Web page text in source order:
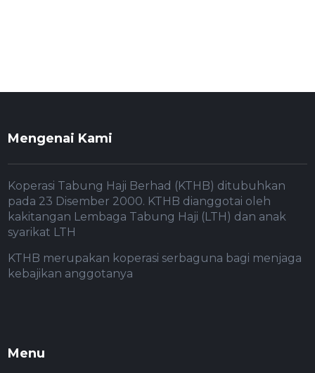
Mengenai Kami
Koperasi Tabung Haji Berhad (KTHB) ditubuhkan
pada 23 Disember 2000. KTHB dianggotai oleh
kakitangan Lembaga Tabung Haji (LTH) dan anak
syarikat LTH
KTHB merupakan koperasi serbaguna bagi menjaga
kebajikan anggotanya
Menu